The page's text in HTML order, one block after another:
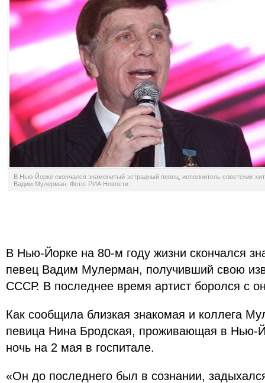
В Нью-Йорке скончался знаменитый эстрадный певец, исполнитель советских
Вадим Мулерман. Фото: РИА Новости
В Нью-Йорке на 80-м году жизни скончался
певец Вадим Мулерман, получивший свою
СССР. В последнее время артист боролся с
Как сообщила близкая знакомая и коллега
певица Нина Бродская, проживающая в Нью-
ночь на 2 мая в госпитале.
«Он до последнего был в сознании,